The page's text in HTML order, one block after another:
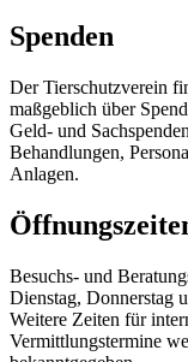
Spenden
Der Tierschutzverein
maßgeblich über
Geld- und
Behandlungen,
Anlagen.
Besuchs- und
Dienstag, Donnerstag
Weitere Zeiten für
Vermittlungstermine